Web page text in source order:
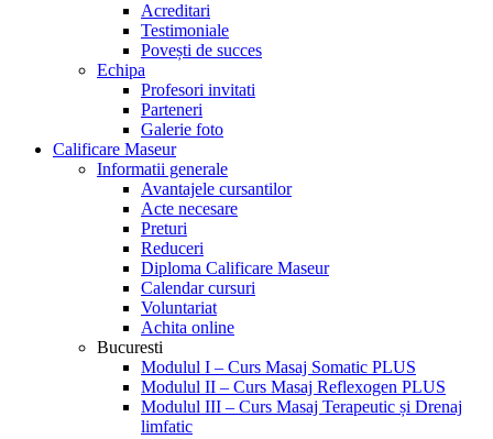
Acreditari
Testimoniale
Povești de succes
Echipa
Profesori invitati
Parteneri
Galerie foto
Calificare Maseur
Informatii generale
Avantajele cursantilor
Acte necesare
Preturi
Reduceri
Diploma Calificare Maseur
Calendar cursuri
Voluntariat
Achita online
Bucuresti
Modulul I – Curs Masaj Somatic PLUS
Modulul II – Curs Masaj Reflexogen PLUS
Modulul III – Curs Masaj Terapeutic și Drenaj
limfatic